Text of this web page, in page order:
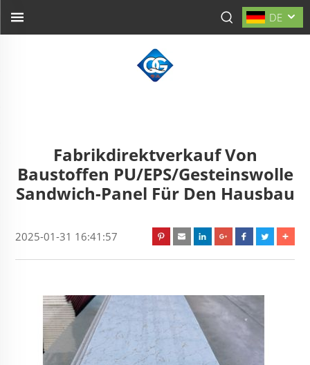
DE
Fabrikdirektverkauf Von
Baustoffen PU/EPS/Gesteinswolle
Sandwich-Panel Für Den Hausbau
2025-01-31 16:41:57